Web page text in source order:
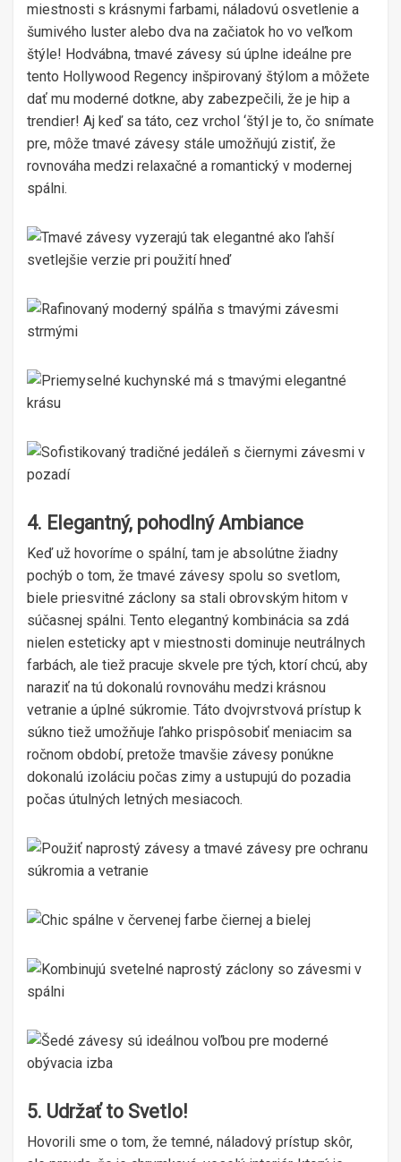
miestnosti s krásnymi farbami, náladovú osvetlenie a
šumivého luster alebo dva na začiatok ho vo veľkom
štýle! Hodvábna, tmavé závesy sú úplne ideálne pre
tento Hollywood Regency inšpirovaný štýlom a môžete
dať mu moderné dotkne, aby zabezpečili, že je hip a
trendier! Aj keď sa táto, cez vrchol ‘štýl je to, čo snímate
pre, môže tmavé závesy stále umožňujú zistiť, že
rovnováha medzi relaxačné a romantický v modernej
spálni.
4. Elegantný, pohodlný Ambiance
Keď už hovoríme o spální, tam je absolútne žiadny
pochýb o tom, že tmavé závesy spolu so svetlom,
biele priesvitné záclony sa stali obrovským hitom v
súčasnej spálni. Tento elegantný kombinácia sa zdá
nielen esteticky apt v miestnosti dominuje neutrálnych
farbách, ale tiež pracuje skvele pre tých, ktorí chcú, aby
naraziť na tú dokonalú rovnováhu medzi krásnou
vetranie a úplné súkromie. Táto dvojvrstvová prístup k
súkno tiež umožňuje ľahko prispôsobiť meniacim sa
ročnom období, pretože tmavšie závesy ponúkne
dokonalú izoláciu počas zimy a ustupujú do pozadia
počas útulných letných mesiacoch.
5. Udržať to Svetlo!
Hovorili sme o tom, že temné, náladový prístup skôr,